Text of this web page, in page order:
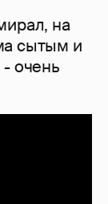
на
сытым и
очень